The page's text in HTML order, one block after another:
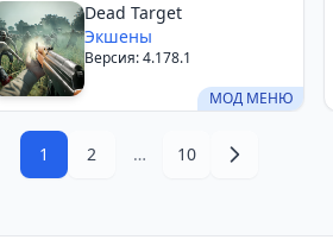
МОД МЕНЮ
Dead Target
Экшены
Версия: 4.178.1
1 2 … 10